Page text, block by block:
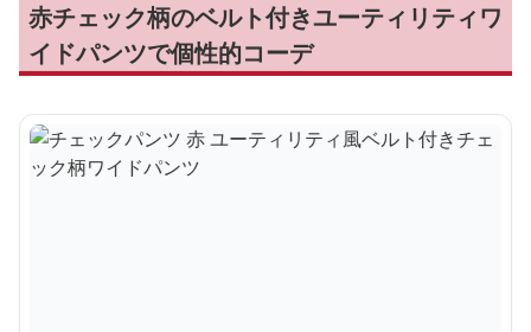
赤チェック柄のベルト付きユーティリティワ
イドパンツで個性的コーデ